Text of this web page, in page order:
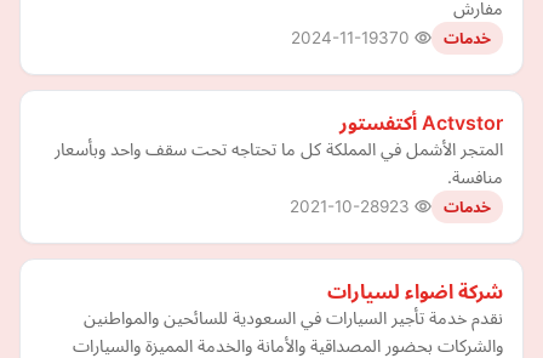
مفارش
خدمات 2024-11-19
Actvstor أكتفستور
المتجر الأشمل في المملكة كل ما تحتاجه تحت سقف واحد وبأسعار
منافسة.
خدمات 2021-10-28
شركة اضواء لسيارات
نقدم خدمة تأجير السيارات في السعودية للسائحين والمواطنين
والشركات بحضور المصداقية والأمانة والخدمة المميزة والسيارات